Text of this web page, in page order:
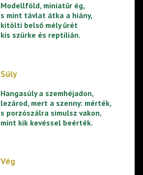
Modellföld, miniatűr ég,
s mint távlat átka a hiány,
kitölti belső mély űrét
kis szürke és reptilián.
Súly
Hangasúly a szemhéjadon,
lezárod, mert a szenny: mérték,
s porzószálra simulsz vakon,
mint kik kevéssel beérték.
Vég